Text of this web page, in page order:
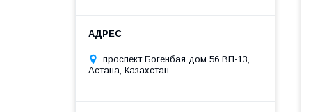
проспект Богенбая дом 56 ВП-13,
Астана, Казахстан